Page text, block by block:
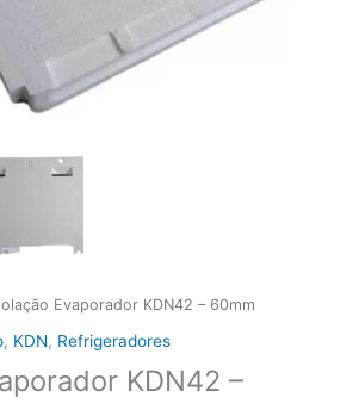
Evaporador KDN42 – 60mm
, KDN, Refrigeradores
KDN42 –